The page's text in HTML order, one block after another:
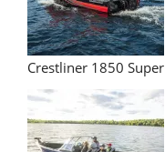
Crestliner 1850